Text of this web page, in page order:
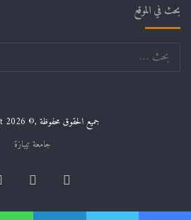
بحث في الموقع
جميع الحقوق محفوظة ,© Copyright 2026
جامعة تيبازة
فيسبوك لينكدإن